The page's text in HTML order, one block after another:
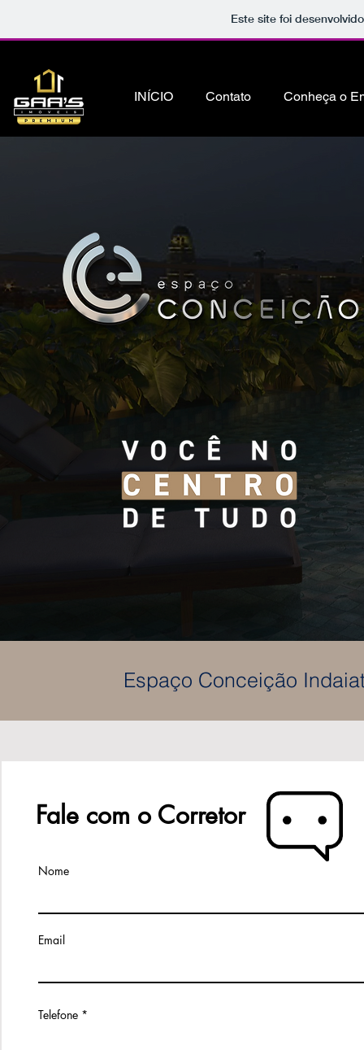
Este site foi
INÍCIO Contato Conheça o
Espaço Conceição
Fale com o Corretor
Nome
Email
Telefone